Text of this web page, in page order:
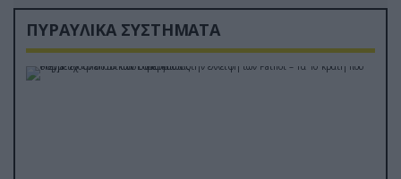
ΠΥΡΑΥΛΙΚΑ ΣΥΣΤΗΜΑΤΑ